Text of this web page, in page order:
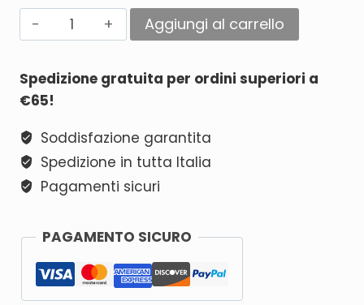
Aggiungi al carrello
Spedizione gratuita per ordini superiori a
€65!
Soddisfazione garantita
Spedizione in tutta Italia
Pagamenti sicuri
PAGAMENTO SICURO